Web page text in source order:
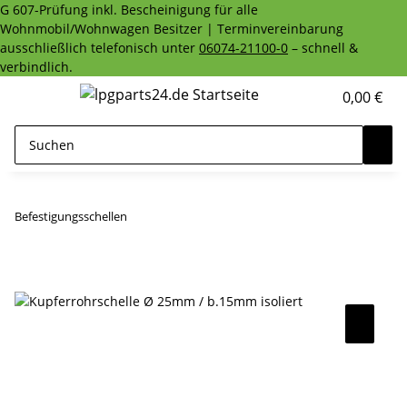
G 607-Prüfung inkl. Bescheinigung für alle
Wohnmobil/Wohnwagen Besitzer | Terminvereinbarung
ausschließlich telefonisch unter 06074-21100-0 – schnell &
verbindlich.
0,00 €
Befestigungsschellen